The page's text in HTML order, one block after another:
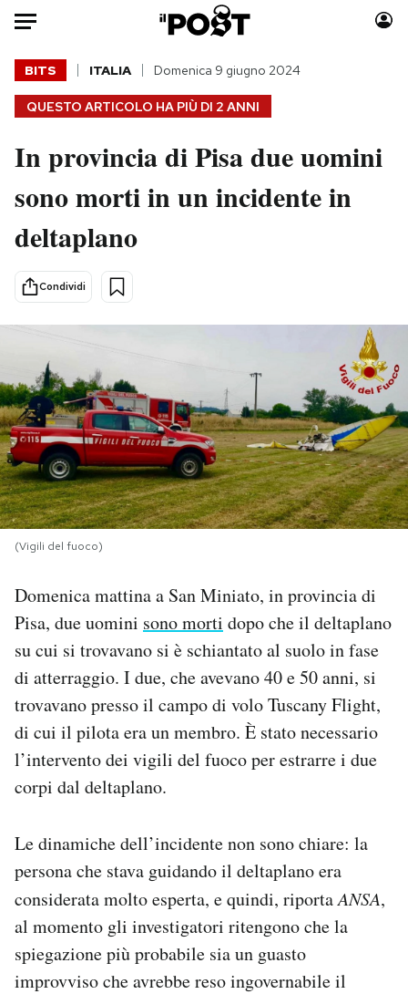
Auto
HOME
Italia
Politica
Tecnologia
Internet
Scienza
Moda
Consumismi
Mondiali calcio 2026
PODCAST
NEWSLETTER
SHOP
CALENDARIO
AREA PERSONALE
Area Personale
Regala il Post
Hai bisogno di aiuto?
Esci
QUESTO ARTICOLO HA PIÙ DI 2 ANNI
BITS ITALIA Domenica 9 giugno 2024
In provincia di Pisa due uomini
sono morti in un incidente in
deltaplano
Condividi
(Vigili del fuoco)
Domenica mattina a San Miniato, in provincia di
Pisa, due uomini sono morti dopo che il deltaplano
su cui si trovavano si è schiantato al suolo in fase
di atterraggio. I due, che avevano 40 e 50 anni, si
trovavano presso il campo di volo Tuscany Flight,
di cui il pilota era un membro. È stato necessario
l’intervento dei vigili del fuoco per estrarre i due
corpi dal deltaplano.
Le dinamiche dell’incidente non sono chiare: la
persona che stava guidando il deltaplano era
considerata molto esperta, e quindi, riportaANSA,
al momento gli investigatori ritengono che la
spiegazione più probabile sia un guasto
improvviso che avrebbe reso ingovernabile il